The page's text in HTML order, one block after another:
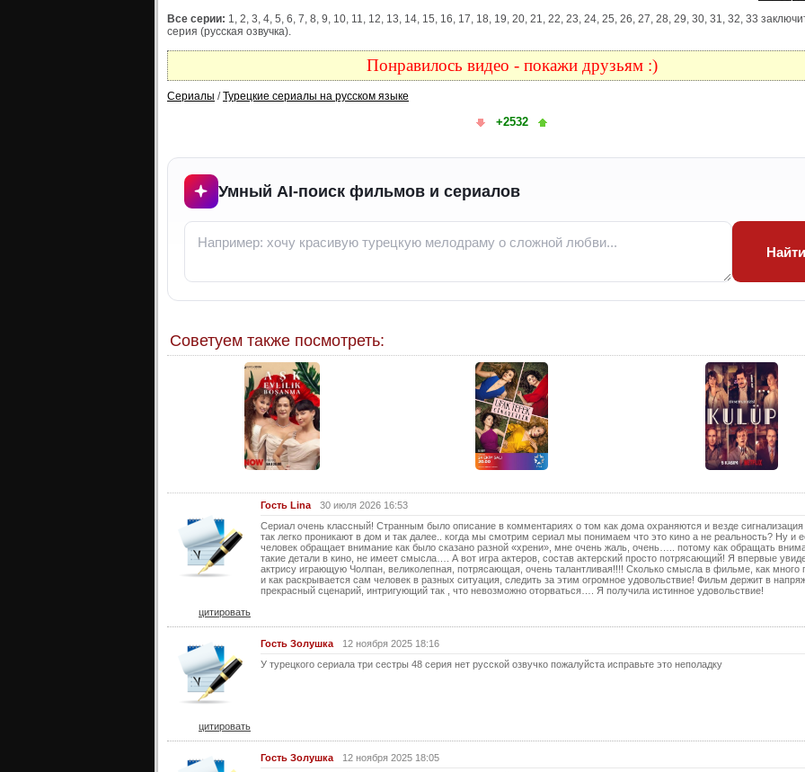
8
8
16
17
18
Все серии: 1, 2, 3, 4, 5, 6, 7, 8, 9, 10, 11, 12, 13, 14, 15, 16, 17, 18, 19, 20, 21, 22, 23, 24, 25, 26, 27, 28, 29, 30, 31, 32, 33
серия (русская озвучка).
Понравилось видео - покажи друзьям :)
Сериалы /Турецкие сериалы на русском языке
+2532
Умный AI-поиск фильмов и сериалов
Найти
Советуем также посмотреть:
Гость Lina
30 июля 2026 16:53
Сериал очень классный! Странным было описание в комментариях о том как дома охраняются и везде сигнализация
так легко проникают в дом и так далее.. когда мы смотрим сериал мы понимаем что это кино а не реальность? Ну и
человек обращает внимание как было сказано разной «хрени», мне очень жаль, очень….. потому как обращать
такие детали в кино, не имеет смысла…. А вот игра актеров, состав актерский просто потрясающий! Я впервые
актрису играющую Чолпан, великолепная, потрясающая, очень талантливая!!!! Сколько смысла в фильме, как много
и как раскрывается сам человек в разных ситуация, следить за этим огромное удовольствие! Фильм держит в
прекрасный сценарий, интригующий так , что невозможно оторваться…. Я получила истинное удовольствие!
цитировать
Гость Золушка
12 ноября 2025 18:16
У турецкого сериала три сестры 48 серия нет русской озвучко пожалуйста исправьте это неполадку
цитировать
Гость Золушка
12 ноября 2025 18:05